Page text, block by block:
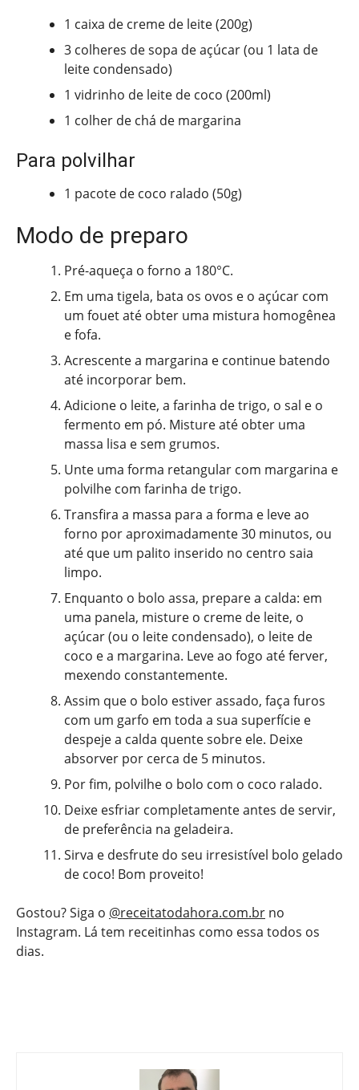
1 caixa de creme de leite (200g)
3 colheres de sopa de açúcar (ou 1 lata de
leite condensado)
1 vidrinho de leite de coco (200ml)
1 colher de chá de margarina
Para polvilhar
1 pacote de coco ralado (50g)
Modo de preparo
Pré-aqueça o forno a 180°C.
Em uma tigela, bata os ovos e o açúcar com
um fouet até obter uma mistura homogênea
e fofa.
Acrescente a margarina e continue batendo
até incorporar bem.
Adicione o leite, a farinha de trigo, o sal e o
fermento em pó. Misture até obter uma
massa lisa e sem grumos.
Unte uma forma retangular com margarina e
polvilhe com farinha de trigo.
Transfira a massa para a forma e leve ao
forno por aproximadamente 30 minutos, ou
até que um palito inserido no centro saia
limpo.
Enquanto o bolo assa, prepare a calda: em
uma panela, misture o creme de leite, o
açúcar (ou o leite condensado), o leite de
coco e a margarina. Leve ao fogo até ferver,
mexendo constantemente.
Assim que o bolo estiver assado, faça furos
com um garfo em toda a sua superfície e
despeje a calda quente sobre ele. Deixe
absorver por cerca de 5 minutos.
Por fim, polvilhe o bolo com o coco ralado.
Deixe esfriar completamente antes de servir,
de preferência na geladeira.
Sirva e desfrute do seu irresistível bolo gelado
de coco! Bom proveito!
Gostou? Siga o @receitatodahora.com.br no
Instagram. Lá tem receitinhas como essa todos os
dias.